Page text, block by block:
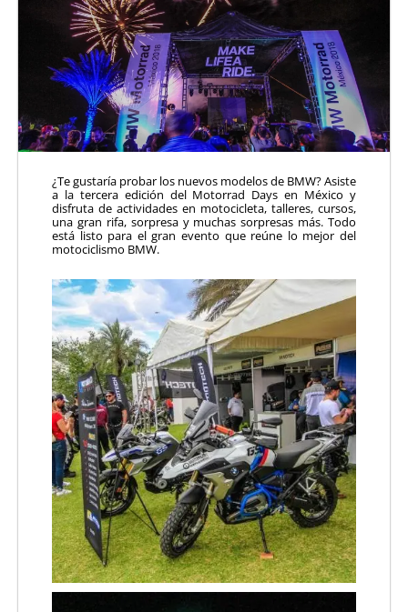
¿Te gustaría probar los nuevos modelos de BMW? Asiste
a la tercera edición del Motorrad Days en México y
disfruta de actividades en motocicleta, talleres, cursos,
una gran rifa, sorpresa y muchas sorpresas más. Todo
está listo para el gran evento que reúne lo mejor del
motociclismo BMW.